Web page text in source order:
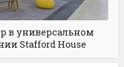
в универсальном
Stafford House